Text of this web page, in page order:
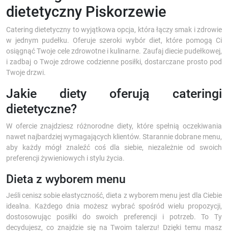
dietetyczny Piskorzewie
Catering dietetyczny to wyjątkowa opcja, która łączy smak i zdrowie
w jednym pudełku. Oferuje szeroki wybór diet, które pomogą Ci
osiągnąć Twoje cele zdrowotne i kulinarne. Zaufaj diecie pudełkowej,
i zadbaj o Twoje zdrowe codzienne posiłki, dostarczane prosto pod
Twoje drzwi.
Jakie diety oferują cateringi
dietetyczne?
W ofercie znajdziesz różnorodne diety, które spełnią oczekiwania
nawet najbardziej wymagających klientów. Starannie dobrane menu,
aby każdy mógł znaleźć coś dla siebie, niezależnie od swoich
preferencji żywieniowych i stylu życia.
Dieta z wyborem menu
Jeśli cenisz sobie elastyczność, dieta z wyborem menu jest dla Ciebie
idealna. Każdego dnia możesz wybrać spośród wielu propozycji,
dostosowując posiłki do swoich preferencji i potrzeb. To Ty
decydujesz, co znajdzie się na Twoim talerzu! Dzięki temu masz